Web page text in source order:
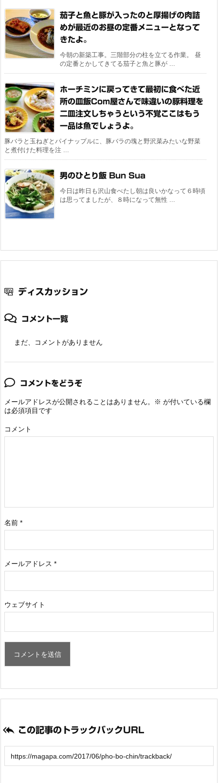
茄子と魚と豚が入ったのと厚揚げの肉詰
めが最近のお昼の定番メニューとなって
きたよ。
今朝の新築工事。三階部分の柱を立てる作業。 昼
の定番とかしてきてる茄子と魚と豚が ...
ホーチミンに戻ってきて最初に食べた近
所の皿飯Com屋さんで味違いの豚料理を
二皿注文しちゃうという不覚ここはもう
一品は魚でしょうよ。
豚バラと玉ねぎとパイナップルに、豚バラの塊と野沢菜みたいな野菜
と煮付けた料理を注 ...
男のひとり飯 Bun Sua
今日は昨日も沢山食べたし朝は良いかなって６時頃
は思ってましたが、８時になって無性 ...
ディスカッション
コメント一覧
まだ、コメントがありません
コメントをどうぞ
メールアドレスが公開されることはありません。 ※ が付いている欄
は必須項目です
コメント
名前 *
メールアドレス *
ウェブサイト
 この記事のトラックバックURL